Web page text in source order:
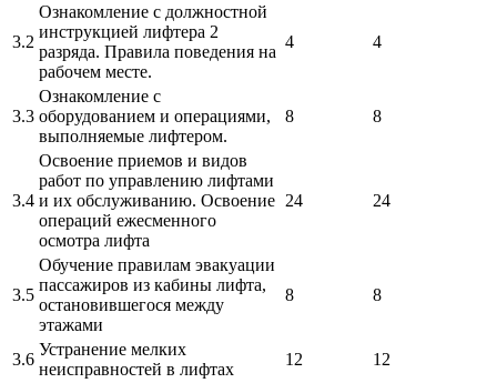
3.2
Ознакомление с должностной
инструкцией лифтера 2
разряда. Правила поведения на
рабочем месте.
4 4
3.3
Ознакомление с
оборудованием и операциями,
выполняемые лифтером.
8 8
3.4
Освоение приемов и видов
работ по управлению лифтами
и их обслуживанию. Освоение
операций ежесменного
осмотра лифта
24 24
3.5
Обучение правилам эвакуации
пассажиров из кабины лифта,
остановившегося между
этажами
8 8
3.6
Устранение мелких
неисправностей в лифтах
12 12